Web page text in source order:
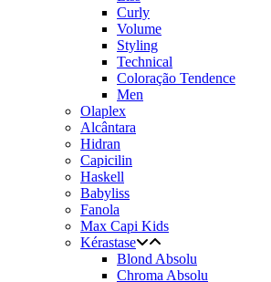
Curly
Volume
Styling
Technical
Coloração Tendence
Men
Olaplex
Alcântara
Hidran
Capicilin
Haskell
Babyliss
Fanola
Max Capi Kids
Kérastase
Blond Absolu
Chroma Absolu